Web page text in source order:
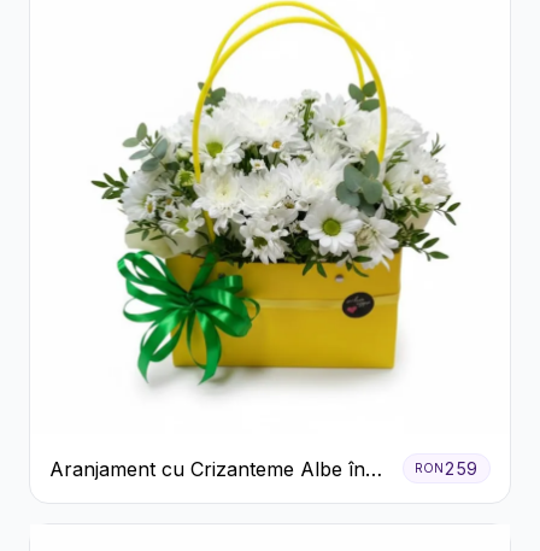
Aranjament cu Crizanteme Albe în
Cutie Galbenă
RON259